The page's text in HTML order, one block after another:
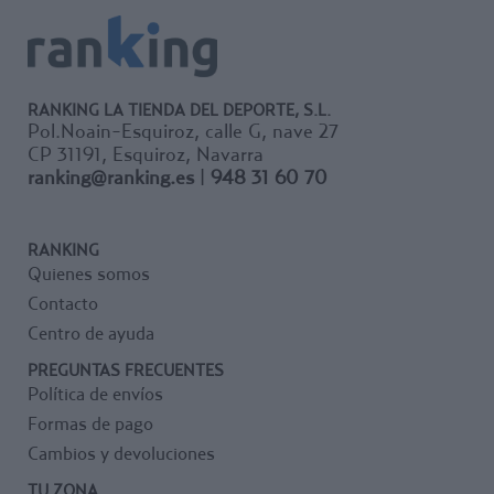
Máxima distancia en el
lanzamiento, acción silbato, al
de cohete, un sonido muy
RANKING LA TIENDA DEL DEPORTE, S.L.
Pol.Noain-Esquiroz, calle G, nave 27
CP 31191, Esquiroz, Navarra
ranking@ranking.es
948 31 60 70
RANKING
Quienes somos
Contacto
Centro de ayuda
PREGUNTAS FRECUENTES
Política de envíos
Formas de pago
Cambios y devoluciones
TU ZONA